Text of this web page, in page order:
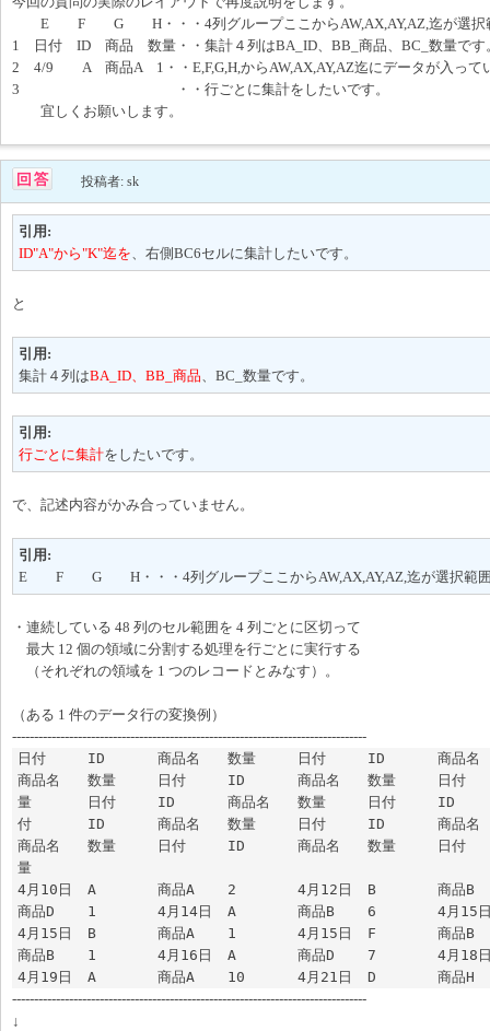
E F G H・・・4列グループここからAW,AX,AY,AZ,迄が選択
1 日付 ID 商品 数量・・集計４列はBA_ID、BB_商品、BC_数量です
2 4/9 A 商品A 1・・E,F,G,H,からAW,AX,AY,AZ迄にデータが入って
3 ・・行ごとに集計をしたいです。
宜しくお願いします。
投稿者: sk
引用:
ID"A"から"K"迄を 、右側BC6セルに集計したいです。
と
引用:
集計４列はBA_ID、BB_商品 、BC_数量です。
引用:
行ごとに集計をしたいです。
で、記述内容がかみ合っていません。
引用:
E F G H・・・4列グループここからAW,AX,AY,AZ,迄が選択範囲
・連続している 48 列のセル範囲を 4 列ごとに区切って
最大 12 個の領域に分割する処理を行ごとに実行する
（それぞれの領域を 1 つのレコードとみなす）。
（ある 1 件のデータ行の変換例）
---------------------------------------------------------------------------------
日付	ID	商品名	数量	日付	ID	商品名	数量	日付	ID
商品名	数量	日付	ID	商品名	数量	日付	ID	商品名	数
量	日付	ID	商品名	数量	日付	ID	商品名	数量	日
付	ID	商品名	数量	日付	ID	商品名	数量	日付	ID
商品名	数量	日付	ID	商品名	数量	日付	ID	商品名	数
量
4月10日	A	商品A	2	4月12日	B	商品B	1	4月13日	D
商品D	1	4月14日	A	商品B	6	4月15日	A	商品D	3
4月15日	B	商品A	1	4月15日	F	商品B	7	4月16日	F
商品B	1	4月16日	A	商品D	7	4月18日	B	商品B	2
---------------------------------------------------------------------------------
↓